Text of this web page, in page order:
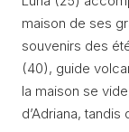
maison de ses
souvenirs des
(40), guide
la maison se
d’Adriana, tandis